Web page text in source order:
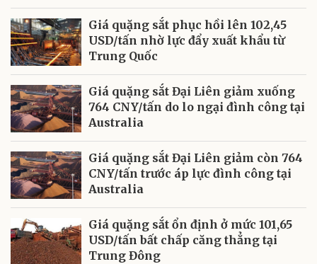
Giá quặng sắt phục hồi lên 102,45
USD/tấn nhờ lực đẩy xuất khẩu từ
Trung Quốc
Giá quặng sắt Đại Liên giảm xuống
764 CNY/tấn do lo ngại đình công tại
Australia
Giá quặng sắt Đại Liên giảm còn 764
CNY/tấn trước áp lực đình công tại
Australia
Giá quặng sắt ổn định ở mức 101,65
USD/tấn bất chấp căng thẳng tại
Trung Đông